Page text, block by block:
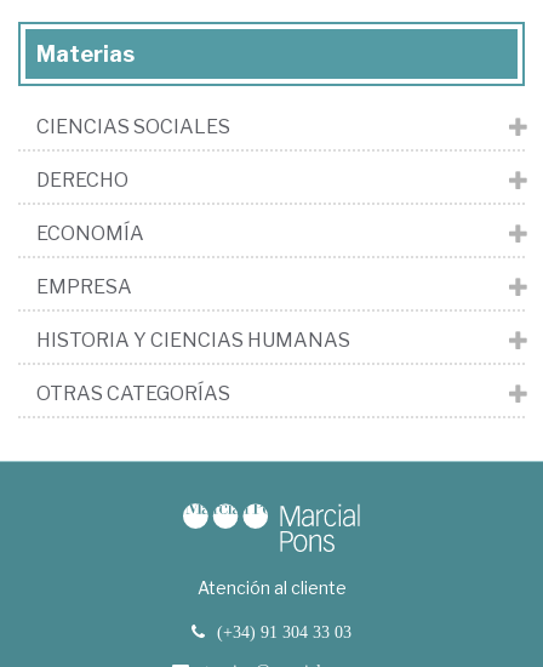
Materias
CIENCIAS SOCIALES
DERECHO
ECONOMÍA
EMPRESA
HISTORIA Y CIENCIAS HUMANAS
OTRAS CATEGORÍAS
Atención al cliente
(+34) 91 304 33 03